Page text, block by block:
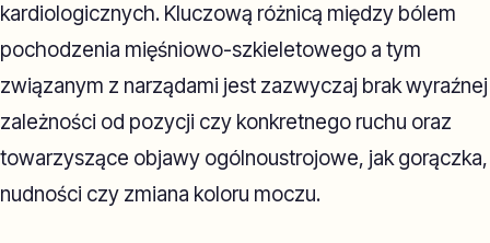
kardiologicznych. Kluczową różnicą między bólem
pochodzenia mięśniowo-szkieletowego a tym
związanym z narządami jest zazwyczaj brak wyraźnej
zależności od pozycji czy konkretnego ruchu oraz
towarzyszące objawy ogólnoustrojowe, jak gorączka,
nudności czy zmiana koloru moczu.